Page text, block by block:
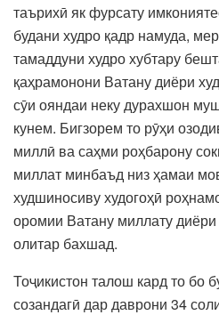
таърихӣ як фурсату
будани худро қадр намуда,
тамаддуни худро хубтару
қаҳрамонони Ватану диёри
сӯи ояндаи неку дурахшон
кунем. Бигзорем то рӯҳи
миллӣ ва саҳми роҳбарону
миллат минбаъд низ ҳамаи
худшиносиву худогоҳӣ
оромии Ватану миллату
олитар бахшад.
Тоҷикистон талош кард то бо
созандагӣ дар даврони 34